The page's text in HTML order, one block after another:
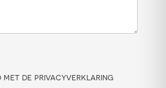
met de privacyverklaring